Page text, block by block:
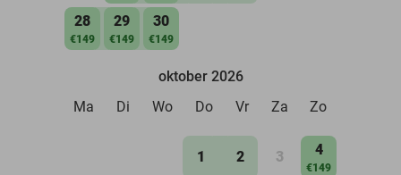
28
€149
29
€149
30
€149
oktober 2026
Ma
Di Wo Do Vr Za Zo
1 2 3 4
€149